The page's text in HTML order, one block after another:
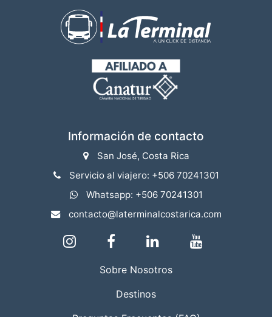
Información de contacto
San José, Costa Rica
Servicio al viajero: +506 70241301
Whatsapp: +506 70241301
contacto@laterminalcostarica.com
Sobre Nosotros
Destinos